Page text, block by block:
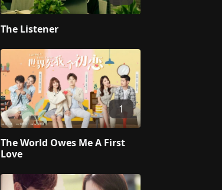
The Listener
1
The World Owes Me A First
Love